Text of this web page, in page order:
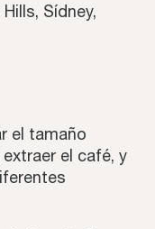
Sídney,
el tamaño
el café, y